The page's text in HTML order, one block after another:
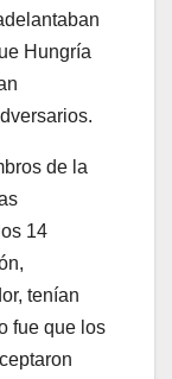
Hungría
de la
14
tenían
fue que los